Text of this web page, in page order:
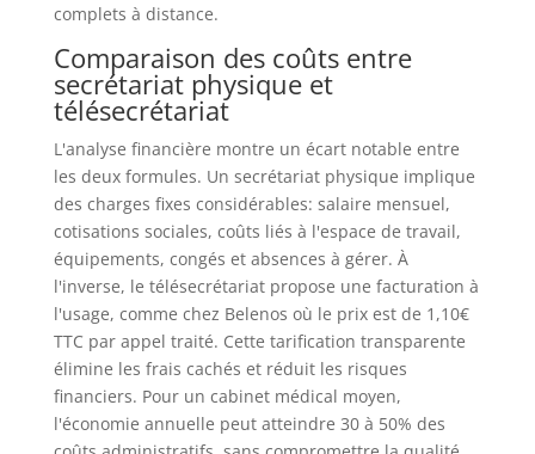
complets à distance.
Comparaison des coûts entre
secrétariat physique et
télésecrétariat
L'analyse financière montre un écart notable entre
les deux formules. Un secrétariat physique implique
des charges fixes considérables: salaire mensuel,
cotisations sociales, coûts liés à l'espace de travail,
équipements, congés et absences à gérer. À
l'inverse, le télésecrétariat propose une facturation à
l'usage, comme chez Belenos où le prix est de 1,10€
TTC par appel traité. Cette tarification transparente
élimine les frais cachés et réduit les risques
financiers. Pour un cabinet médical moyen,
l'économie annuelle peut atteindre 30 à 50% des